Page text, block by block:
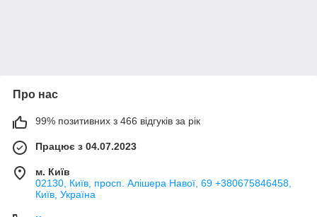
Про нас
99% позитивних з 466 відгуків за рік
Працює з 04.07.2023
м. Київ
02130, Київ, просп. Алішера Навої, 69 +380675846458,
Київ, Україна